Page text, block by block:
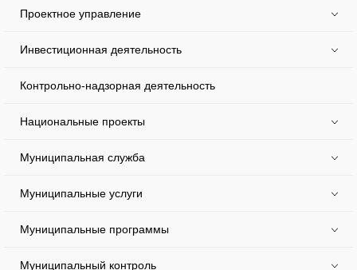
Проектное управление
Инвестиционная деятельность
Контрольно-надзорная деятельность
Национальные проекты
Муниципальная служба
Муниципальные услуги
Муниципальные программы
Муниципальный контроль